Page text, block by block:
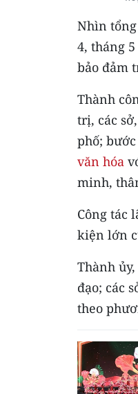
Nhìn
4, tháng
bảo đảm
Thành
trị, các
phố;
văn hóa
minh,
Công tác
kiện lớn
Thành
đạo; các
theo